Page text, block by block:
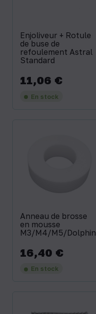
Enjoliveur + Rotule
de buse de
refoulement Astral
Standard
Prix
11,06 €
En stock
Anneau de brosse
en mousse
M3/M4/M5/Dolphin
Prix
16,40 €
En stock